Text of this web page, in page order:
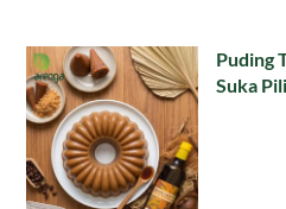
Puding
Suka